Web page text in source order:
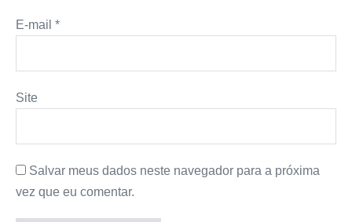
E-mail *
Site
Salvar meus dados neste navegador para a próxima
vez que eu comentar.